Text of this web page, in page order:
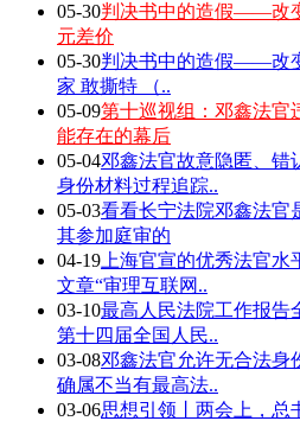
05-30判决书中的造假——改
元差价
05-30判决书中的造假——改
家 敢撕特 （..
05-09第十巡视组：邓鑫法官
能存在的幕后
05-04邓鑫法官故意隐匿、错
身份材料过程追踪..
05-03看看长宁法院邓鑫法官
其参加庭审的
04-19 上海官宣的优秀法官
文章“审理互联网..
03-10最高人民法院工作报
第十四届全国人民..
03-08邓鑫法官允许无合法身
确属不当有最高法..
03-06思想引领丨两会上，总